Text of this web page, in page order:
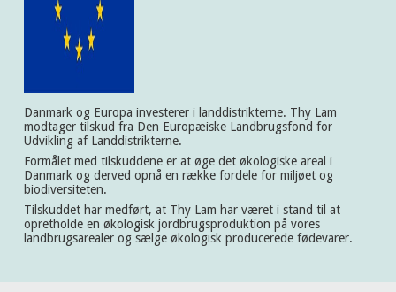
Danmark og Europa investerer i landdistrikterne. Thy Lam
modtager tilskud fra Den Europæiske Landbrugsfond for
Udvikling af Landdistrikterne.
Formålet med tilskuddene er at øge det økologiske areal i
Danmark og derved opnå en række fordele for miljøet og
biodiversiteten.
Tilskuddet har medført, at Thy Lam har været i stand til at
opretholde en økologisk jordbrugsproduktion på vores
landbrugsarealer og sælge økologisk producerede fødevarer.